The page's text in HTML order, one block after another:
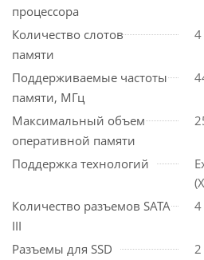
процессора
Количество слотов
памяти
4
Поддерживаемые частоты
памяти, МГц
Maксимальный объем
оперативной памяти
Поддержка технологий
Количество разъемов SATA
III
4
Разъемы для SSD
2